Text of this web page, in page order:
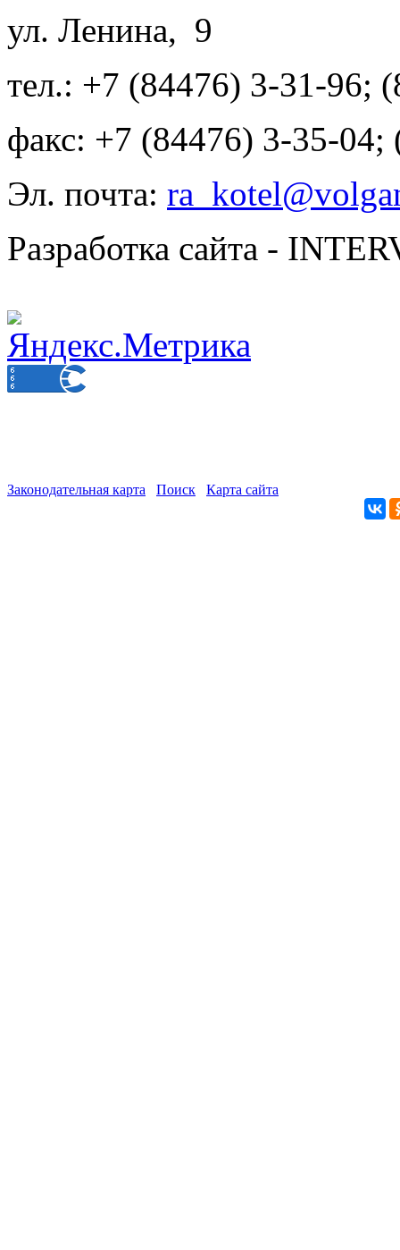
ул. Ленина, 9
тел.: +7 (84476) 3-31-96;
факс: +7 (84476) 3-35-04;
Эл. почта:
Разработка сайта -
Законодательная карта Поиск Карта сайта